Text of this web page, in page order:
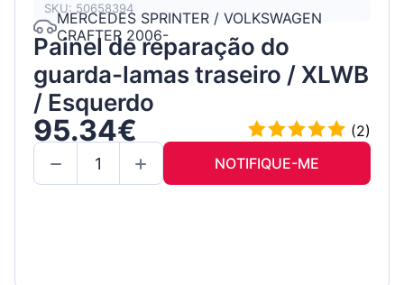
SKU: 50658394
MERCEDES SPRINTER / VOLKSWAGEN
CRAFTER 2006-
Painel de reparação do
guarda-lamas traseiro / XLWB
/ Esquerdo
95.34€
(2)
NOTIFIQUE-ME